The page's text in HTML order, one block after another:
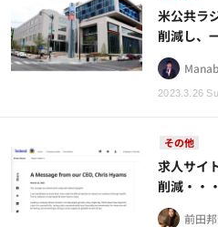
2023.3.26
米公共ラ
削減し、
その他
求人サイ
削減・・
前田